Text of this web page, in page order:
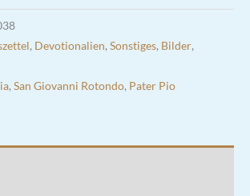
, Devotionalien, Sonstiges, Bilder,
, San Giovanni Rotondo, Pater Pio